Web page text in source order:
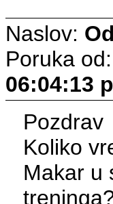
Naslov:
Poruka od:
06:04:13
Pozdrav
Koliko
Makar u